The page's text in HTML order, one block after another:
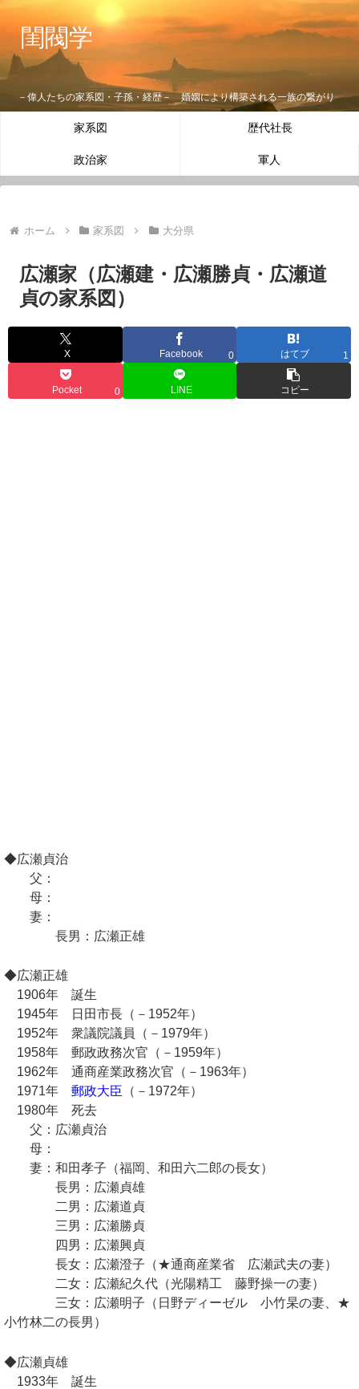
閨閥学
－偉人たちの家系図・子孫・経歴－ 婚姻により構築される一族の繋がり
家系図 歴代社長
政治家 軍人
ホーム 家系図 大分県
広瀬家（広瀬建・広瀬勝貞・広瀬道
貞の家系図）
X Facebook 0 はてブ 1
Pocket 0 LINE コピー
◆広瀬貞治
父：
母：
妻：
長男：広瀬正雄
◆広瀬正雄
1906年 誕生
1945年 日田市長（－1952年）
1952年 衆議院議員（－1979年）
1958年 郵政政務次官（－1959年）
1962年 通商産業政務次官（－1963年）
1971年 郵政大臣 （－1972年）
1980年 死去
父：広瀬貞治
母：
妻：和田孝子（福岡、和田六二郎の長女）
長男：広瀬貞雄
二男：広瀬道貞
三男：広瀬勝貞
四男：広瀬興貞
長女：広瀬澄子（★通商産業省 広瀬武夫の妻）
二女：広瀬紀久代（光陽精工 藤野操一の妻）
三女：広瀬明子（日野ディーゼル 小竹杲の妻、★
小竹林二の長男）
◆広瀬貞雄
1933年 誕生